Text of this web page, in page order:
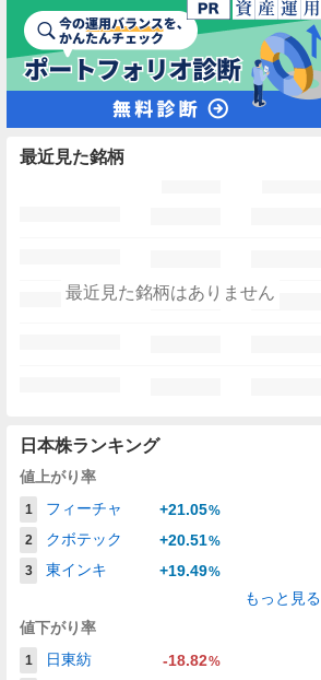
最近見た銘柄
最近見た銘柄はありません
日本株ランキング
値上がり率
1 フィーチャ +21.05%
2
クボテック +20.51%
3
東インキ +19.49%
もっと見る
値下がり率
1 日東紡 -18.82%